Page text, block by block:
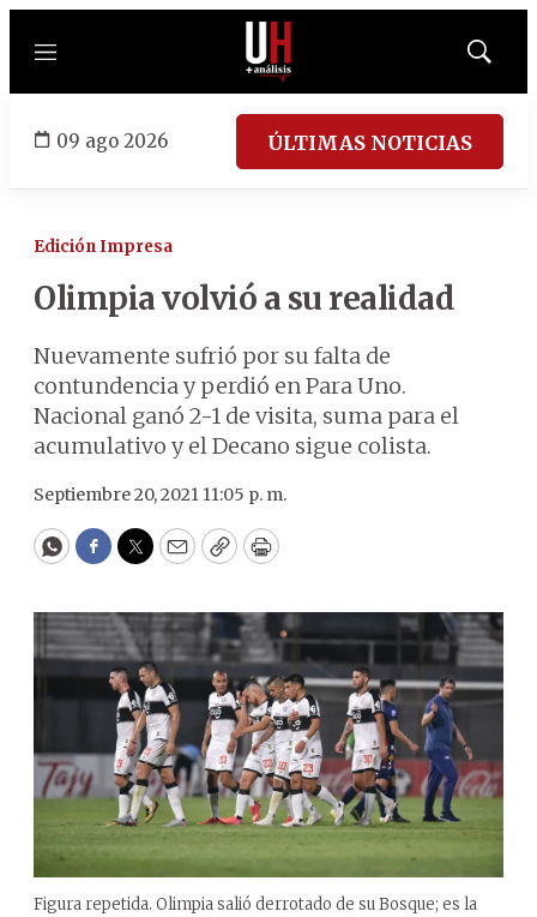
Menú
Mostrar
09 ago 2026 ÚLTIMAS NOTICIAS
Edición Impresa
Olimpia volvió a su realidad
Nuevamente sufrió por su falta de
contundencia y perdió en Para Uno.
Nacional ganó 2-1 de visita, suma para el
acumulativo y el Decano sigue colista.
Septiembre 20, 2021 11:05 p. m.
WhatsApp
Facebook
Twitter
EmailCopyPrint
Figura repetida. Olimpia salió derrotado de su Bosque; es la